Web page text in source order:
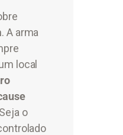
. A arma
local
o